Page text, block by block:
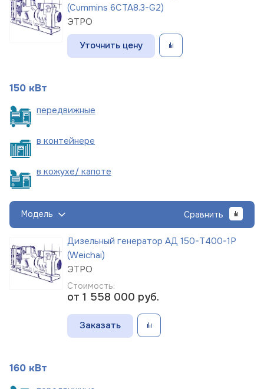
(Cummins 6CTA8.3-G2)
ЭТРО
Уточнить цену
150 кВт
передвижные
в контейнере
в кожухе/ капоте
Модель Сравнить
Дизельный генератор АД 150-Т400-1Р
(Weichai)
ЭТРО
Стоимость:
от 1 558 000 руб.
Заказать
160 кВт